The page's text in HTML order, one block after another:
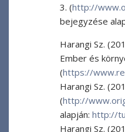
3. (http://
bejegyzése
Harangi Sz.
Ember és
(https://
Harangi Sz.
(http://
alapján: http://
Harangi Sz.